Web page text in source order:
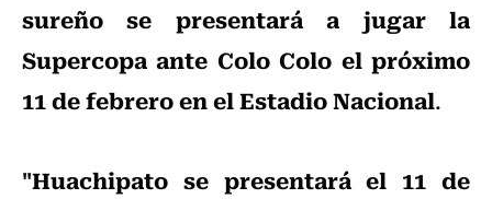
sureño se presentará a jugar la
Supercopa ante Colo Colo el próximo
11 de febrero en el Estadio Nacional.
"Huachipato se presentará el 11 de